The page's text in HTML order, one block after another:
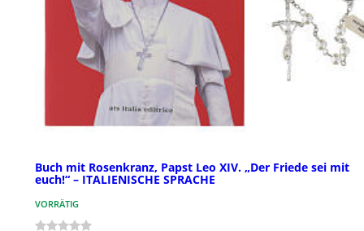
Buch mit Rosenkranz, Papst Leo XIV. „Der Friede sei mit
euch!“ – ITALIENISCHE SPRACHE
VORRÄTIG